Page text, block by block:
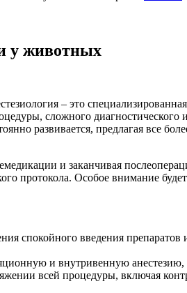
у животных
– это
сложного диагностического
развивается, предлагая все
и заканчивая
протокола. Особое внимание
спокойного введения
и внутривенную анестезию,
всей процедуры, включая